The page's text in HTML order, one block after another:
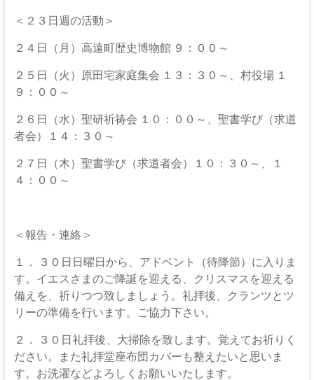
＜２３日週の活動＞
２４日（月）高遠町歴史博物館 ９：００～
２５日（火）原田宅家庭集会 １３：３０～、村役場 １
９：００～
２６日（水）聖研祈祷会 １０：００～、聖書学び（求道
者会）１４：３０～
２７日（木）聖書学び（求道者会）１０：３０～、１
４：００～
＜報告・連絡＞
１． ３０日日曜日から、アドベント（待降節）に入りま
す。イエスさまのご降誕を迎える、クリスマスを迎える
備えを、祈りつつ致しましょう。礼拝後、クランツとツ
リーの準備を行います。ご協力下さい。
２． ３０日礼拝後、大掃除を致します。覚えてお祈りく
ださい。また礼拝堂座布団カバーも整えたいと思いま
す。お洗濯などよろしくお願いいたします。